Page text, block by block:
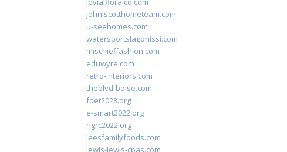
johnlscotthometeam.com
u-seehomes.com
watersportslagonissi.com
mischieffashion.com
eduwyre.com
retro-interiors.com
theblvd-boise.com
fpet2023.org
e-smart2022.org
ngrc2022.org
leesfamilyfoods.com
lewis-lewis-cpas.com